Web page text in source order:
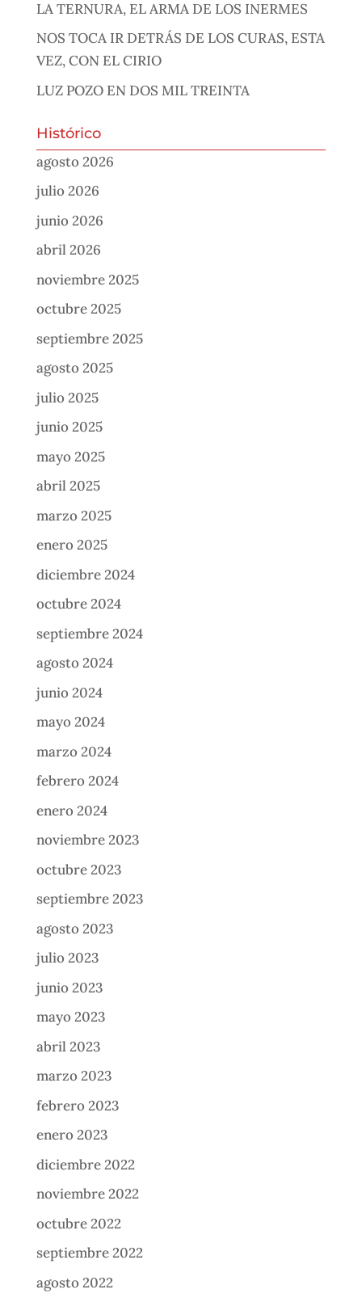
LA TERNURA, EL ARMA DE LOS INERMES
NOS TOCA IR DETRÁS DE LOS CURAS, ESTA
VEZ, CON EL CIRIO
LUZ POZO EN DOS MIL TREINTA
Histórico
agosto 2026
julio 2026
junio 2026
abril 2026
noviembre 2025
octubre 2025
septiembre 2025
agosto 2025
julio 2025
junio 2025
mayo 2025
abril 2025
marzo 2025
enero 2025
diciembre 2024
octubre 2024
septiembre 2024
agosto 2024
junio 2024
mayo 2024
marzo 2024
febrero 2024
enero 2024
noviembre 2023
octubre 2023
septiembre 2023
agosto 2023
julio 2023
junio 2023
mayo 2023
abril 2023
marzo 2023
febrero 2023
enero 2023
diciembre 2022
noviembre 2022
octubre 2022
septiembre 2022
agosto 2022